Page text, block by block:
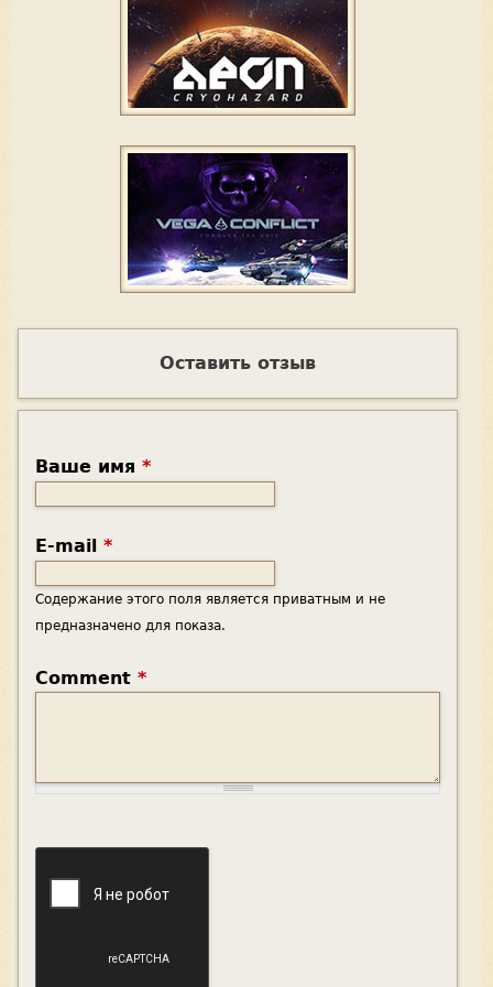
Оставить отзыв
Ваше имя *
E-mail *
Содержание этого поля является приватным и не
предназначено для показа.
Comment *